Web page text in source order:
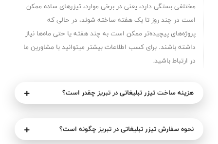
مختلفی بستگی دارد، یعنی در برخی موارد، تیزرهای ساده ممکن
است در چند روز تا یک هفته ساخته شوند، در حالی که
پروژه‌های پیچیده‌تر ممکن است به چند هفته یا حتی ماه‌ها نیاز
داشته باشند. برای کسب اطلاعات بیشتر میتوانید با مشاورین ما
در ارتباط باشید.
هزینه ساخت تیزر تبلیغاتی در تبریز چقدر است؟
نحوه سفارش تیزر تبلیغاتی در تبریز چگونه است؟